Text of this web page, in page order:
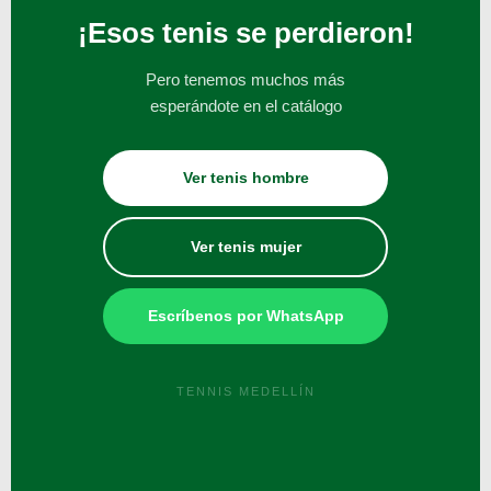
¡Esos tenis se perdieron!
Pero tenemos muchos más
esperándote en el catálogo
Ver tenis hombre
Ver tenis mujer
Escríbenos por WhatsApp
TENNIS MEDELLÍN